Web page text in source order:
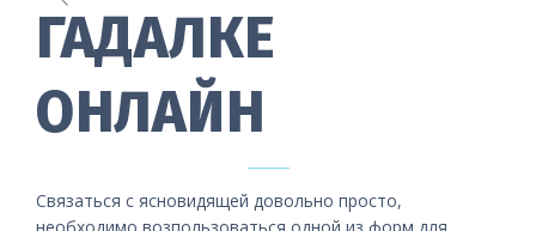
ГАДАЛКЕ
ОНЛАЙН
Связаться с ясновидящей довольно просто,